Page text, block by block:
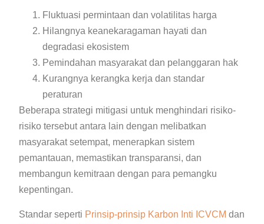
Fluktuasi permintaan dan volatilitas harga
Hilangnya keanekaragaman hayati dan
degradasi ekosistem
Pemindahan masyarakat dan pelanggaran hak
Kurangnya kerangka kerja dan standar
peraturan
Beberapa strategi mitigasi untuk menghindari risiko-
risiko tersebut antara lain dengan melibatkan
masyarakat setempat, menerapkan sistem
pemantauan, memastikan transparansi, dan
membangun kemitraan dengan para pemangku
kepentingan.
Standar seperti Prinsip-prinsip Karbon Inti ICVCM dan